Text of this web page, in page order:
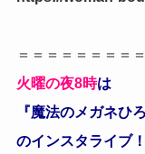
＝＝＝＝＝＝＝＝
火曜の夜8時は
『魔法のメガネひ
のインスタライブ！